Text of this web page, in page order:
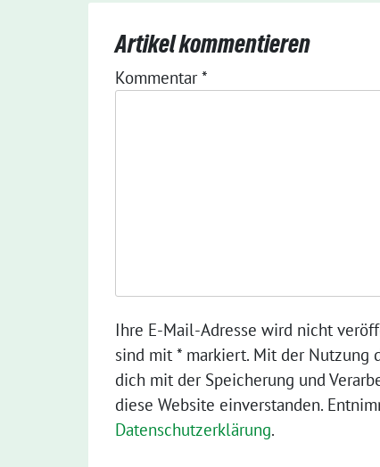
Artikel kommentieren
Kommentar*
Ihre E-Mail-Adresse wird nicht
sind mit * markiert. Mit der Nutzung
dich mit der Speicherung und
diese Website einverstanden.
Datenschutzerklärung.